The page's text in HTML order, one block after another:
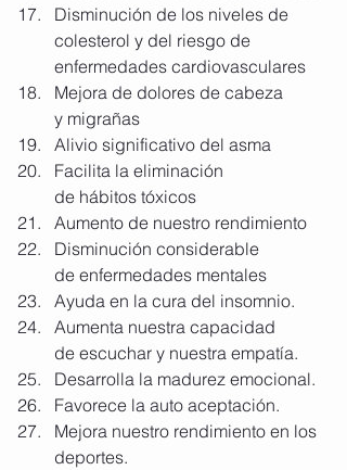
Disminución de los niveles de
colesterol y del riesgo de
enfermedades cardiovasculares
Mejora de dolores de cabeza
y migrañas
Alivio significativo del asma
Facilita la eliminación
de hábitos tóxicos
Aumento de nuestro rendimiento
Disminución considerable
de enfermedades mentales
Ayuda en la cura del insomnio.
Aumenta nuestra capacidad
de escuchar y nuestra empatía.
Desarrolla la madurez emocional.
Favorece la auto aceptación.
Mejora nuestro rendimiento en los
deportes.